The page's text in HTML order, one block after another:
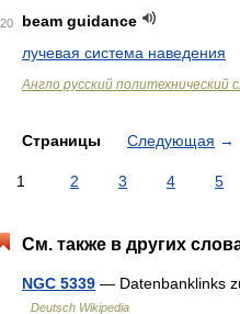
20
beam guidance
лучевая система наведения
Англо русский политехнический
Страницы Следующая →
1 2 3 4 5
См. также в других
NGC 5339 — Datenbanklinks
Deutsch Wikipedia